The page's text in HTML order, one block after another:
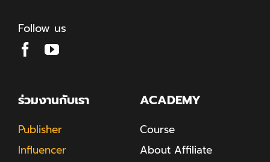
Follow us
ร่วมงานกับเรา
Publisher
Influencer
ACADEMY
Course
About Affiliate